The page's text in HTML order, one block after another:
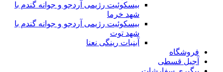
بيسکوئيت رژیمی آردجو و جوانه گندم با
شهد خرما
بيسکوئيت رژیمی آردجو و جوانه گندم با
شهد توت
آبنبات رینگی نعنا
فروشگاه
آجیل قسطی